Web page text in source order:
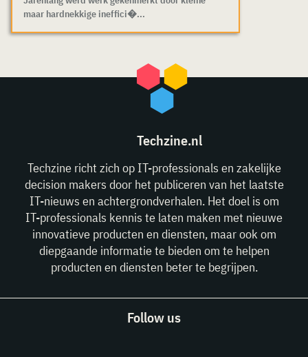
maar hardnekkige ineffici�...
Techzine.nl
Techzine richt zich op IT-professionals en zakelijke
decision makers door het publiceren van het laatste
IT-nieuws en achtergrondverhalen. Het doel is om
IT-professionals kennis te laten maken met nieuwe
innovatieve producten en diensten, maar ook om
diepgaande informatie te bieden om te helpen
producten en diensten beter te begrijpen.
Follow us